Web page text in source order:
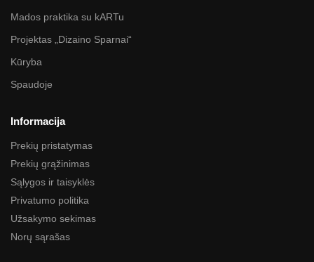
Mados praktika su kARTu
Projektas „Dizaino Sparnai“
Kūryba
Spaudoje
Informacija
Prekių pristatymas
Prekių grąžinimas
Sąlygos ir taisyklės
Privatumo politika
Užsakymo sekimas
Norų sąrašas